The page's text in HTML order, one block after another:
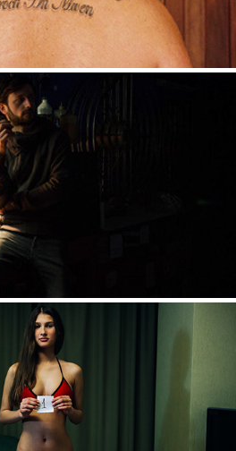
D'APRÈS
2014
CENDRILLON, UKRAINE
2010